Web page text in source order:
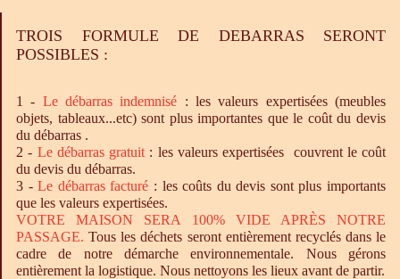
TROIS FORMULE DE DEBARRAS SERONT
POSSIBLES :
1 - Ledébarras indemnisé : les valeurs expertisées (meubles
objets, tableaux...etc) sont plus importantes que le coût du devis
du débarras .
2 - Le débarrasgratuit : les valeurs expertisées couvrent le coût
du devis du débarras.
3 -Le débarrasfacturé : les coûts du devis sont plus importants
que les valeurs expertisées.
VOTRE MAISON SERA 100% VIDE APRÈS NOTRE
PASSAGE. Tous les déchets seront entièrement recyclés dans le
cadre de notre démarche environnementale. Nous gérons
entièrement la logistique. Nous nettoyons les lieux avant de partir.